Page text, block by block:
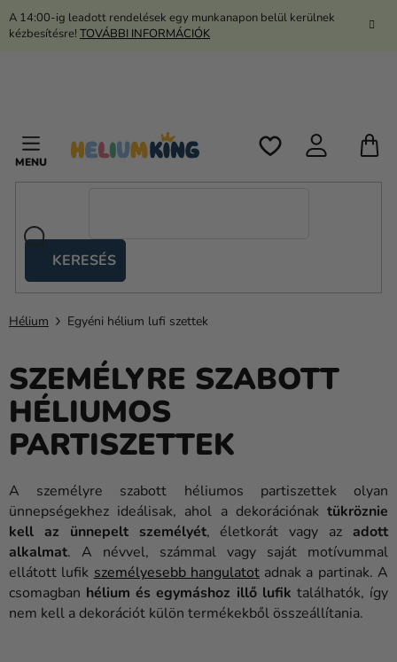
Ugrás
A 14:00-ig leadott rendelések egy munkanapon belül kerülnek
kézbesítésre! TOVÁBBI INFORMÁCIÓK
KERESÉS
sátrak
Kanekalon
Hélium
és
Lufik
Esküvő
Dekoráció
és
kiegészítők
Jelmezek
Hélium Egyéni hélium lufi szettek
SZEMÉLYRE SZABOTT
HÉLIUMOS
PARTISZETTEK
A személyre szabott héliumos partiszettek olyan
ünnepségekhez ideálisak, ahol a dekorációnak tükröznie
kell az ünnepelt személyét, életkorát vagy azadott
alkalmat. A névvel, számmal vagy saját motívummal
ellátott lufik személyesebb hangulatotadnak a partinak. A
csomagban hélium és egymáshoz illő lufik találhatók, így
nem kell a dekorációt külön termékekből összeállítania.